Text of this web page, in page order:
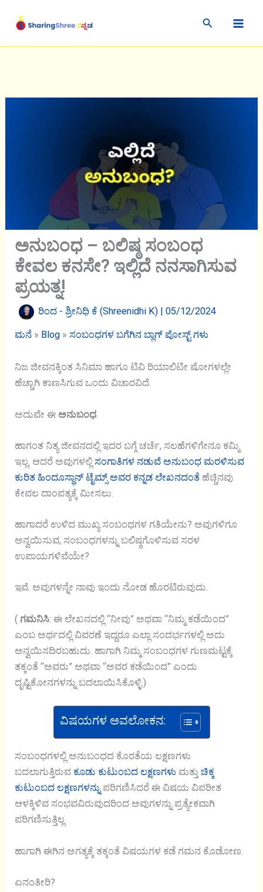
Search
ಅನುಬಂಧ – ಬಲಿಷ್ಠ ಸಂಬಂಧ
ಕೇವಲ ಕನಸೇ? ಇಲ್ಲಿದೆ ನನಸಾಗಿಸುವ
ಪ್ರಯತ್ನ!
ರಿಂದ -ಶ್ರೀನಿಧಿ ಕೆ (Shreenidhi K) |05/12/2024
ಮನೆ » Blog »ಸಂಬಂಧಗಳ ಬಗೆಗಿನ ಬ್ಲಾಗ್ ಪೋಸ್ಟ್ ಗಳು
ನಿಜ ಜೀವನಕ್ಕಿಂತ ಸಿನಿಮಾ ಹಾಗೂ ಟಿವಿ ರಿಯಾಲಿಟೀ ಷೋಗಳಲ್ಲೇ
ಹೆಚ್ಚಾಗಿ ಕಾಣಸಿಗುವ ಒಂದು ವಿಚಾರವಿದೆ.
ಅದುವೇ ಈ ಅನುಬಂಧ
ಹಾಗಂತ ನಿತ್ಯ ಜೀವನದಲ್ಲಿ ಇದರ ಬಗ್ಗೆ ಚರ್ಚೆ, ಸಲಹೆಗಳಿಗೇನೂ ಕಮ್ಮಿ
ಇಲ್ಲ. ಆದರೆ ಅವುಗಳಲ್ಲಿಸಂಗಾತಿಗಳ ನಡುವೆ ಅನುಬಂಧ ಮರಳಿಸುವ
ಕುರಿತ ಹಿಂದೂಸ್ಥಾನ್ ಟೈಮ್ಸ್ ಅವರ ಕನ್ನಡ ಲೇಖನದಂತೆ ಹೆಚ್ಚಿನವು
ಕೇವಲ ದಾಂಪತ್ಯಕ್ಕೆ ಮೀಸಲು.
ಹಾಗಾದರೆ ಉಳಿದ ಮುಖ್ಯ ಸಂಬಂಧಗಳ ಗತಿಯೇನು? ಅವುಗಳಿಗೂ
ಅನ್ವಯಿಸುವ, ಸಂಬಂಧಗಳನ್ನು ಬಲಿಷ್ಠಗೊಳಿಸುವ ಸರಳ
ಉಪಾಯಗಳಿವೆಯೇ?
ಇವೆ. ಅವುಗಳನ್ನೇ ನಾವು ಇಂದು ನೋಡ ಹೊರಟಿರುವುದು.
( ಗಮನಿಸಿ: ಈ ಲೇಖನದಲ್ಲಿ “ನೀವು” ಅಥವಾ “ನಿಮ್ಮ ಕಡೆಯಿಂದ”
ಎಂಬ ಅರ್ಥದಲ್ಲಿ ವಿವರಣೆ ಇದ್ದರೂ ಎಲ್ಲಾ ಸಂದರ್ಭಗಳಲ್ಲಿ ಅದು
ಅನ್ವಯಿಸದಿರಬಹುದು. ಹಾಗಾಗಿ ನಿಮ್ಮ ಸಂಬಂಧಗಳ ಗುಣಮಟ್ಟಕ್ಕೆ
ತಕ್ಕಂತೆ “ಅವರು” ಅಥವಾ “ಅವರ ಕಡೆಯಿಂದ” ಎಂದು
ದೃಷ್ಟಿಕೋನಗಳನ್ನು ಬದಲಾಯಿಸಿಕೊಳ್ಳಿ.)
ವಿಷಯಗಳ ಅವಲೋಕನ:
ಸಂಬಂಧಗಳಲ್ಲಿ ಅನುಬಂಧದ ಕೊರತೆಯ ಲಕ್ಷಣಗಳು
ಬದಲಾಗುತ್ತಿರುವ ಕೂಡು ಕುಟುಂಬದ ಲಕ್ಷಣಗಳು ಮತ್ತುಚಿಕ್ಕ
ಕುಟುಂಬದ ಲಕ್ಷಣಗಳನ್ನುಪರಿಗಣಿಸಿದರೆ ಈ ವಿಷಯ ವಿಪರೀತ
ಆಳಕ್ಕಿಳಿವ ಸಂಭವವಿರುವುದರಿಂದ ಅವುಗಳನ್ನು ಪ್ರತ್ಯೇಕವಾಗಿ
ಪರಿಗಣಿಸುತ್ತಿಲ್ಲ.
ಹಾಗಾಗಿ ಈಗಿನ ಅಗತ್ಯಕ್ಕೆ ತಕ್ಕಂತೆ ವಿಷಯಗಳ ಕಡೆ ಗಮನ ಕೊಡೋಣ.
ಏನಂತೀರಿ?